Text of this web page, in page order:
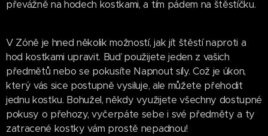
převážně na hodech kostkami, a tím pádem na štěstíčku.
V Zóně je hned několik možností, jak jít štěstí naproti a
hod kostkami upravit. Buď použijete jeden z vašich
předmětů nebo se pokusíte Napnout síly. Což je úkon,
který vás sice postupně vysiluje, ale můžete přehodit
jednu kostku. Bohužel, někdy využijete všechny dostupné
pokusy o přehozy, vyčerpáte sebe i své předměty a ty
zatracené kostky vám prostě nepadnou!